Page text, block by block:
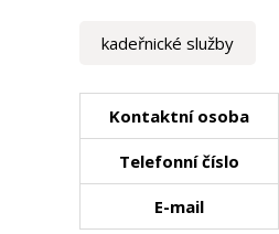
kadeřnické služby
Kontaktní osoba
Telefonní číslo
E-mail